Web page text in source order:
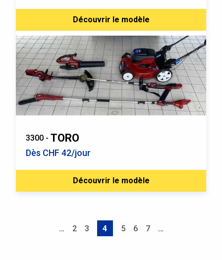
Découvrir le modèle
3300 - TORO
Dès CHF 42/jour
Découvrir le modèle
… Page
2 Page
3
Page
4 Page
5 Page
6 Page
7 …